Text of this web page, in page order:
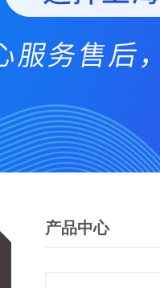
产品中心